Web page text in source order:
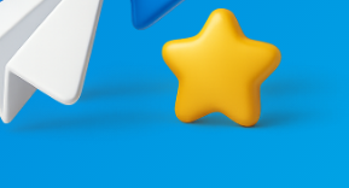
Консервація та кулінарія
19.8 Женские, Кулинария
Цена рекламы